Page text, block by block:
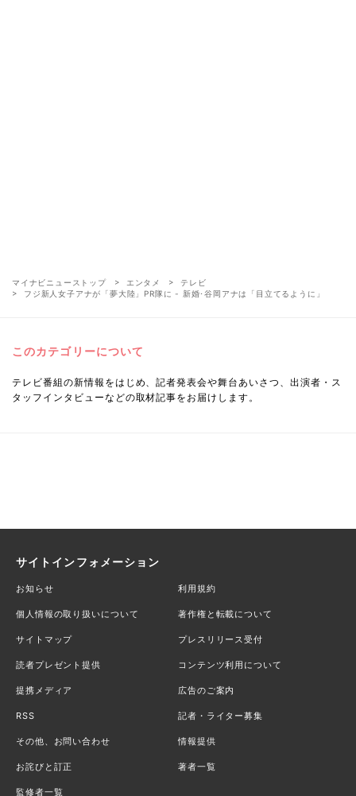
マイナビニューストップ エンタメ
テレビ
フジ新人女子アナが「夢大陸」PR隊に - 新婚･谷岡アナは「目立てるように」
このカテゴリーについて
テレビ番組の新情報をはじめ、記者発表会や舞台あいさつ、出演者・ス
タッフインタビューなどの取材記事をお届けします。
サイトインフォメーション
お知らせ 利用規約
個人情報の取り扱いについて 著作権と転載について
サイトマップ プレスリリース受付
読者プレゼント提供 コンテンツ利用について
提携メディア 広告のご案内
RSS 記者・ライター募集
その他、お問い合わせ 情報提供
お詫びと訂正 著者一覧
監修者一覧